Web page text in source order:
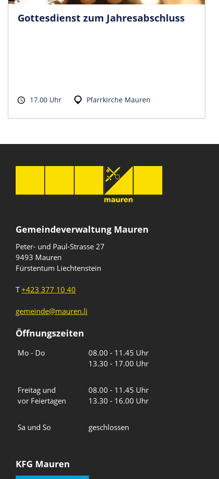
Gottesdienst zum Jahresabschluss
17.00 Uhr Pfarrkirche Mauren
Gemeindeverwaltung Mauren
Peter- und Paul-Strasse 27
9493 Mauren
Fürstentum Liechtenstein
T+423 377 10 40
gemeinde@mauren.li
Öffnungszeiten
Mo - Do
08.00 - 11.45 Uhr
13.30 - 17.00 Uhr
Freitag und
vor Feiertagen
08.00 - 11.45 Uhr
13.30 - 16.00 Uhr
Sa und So geschlossen
KFG Mauren